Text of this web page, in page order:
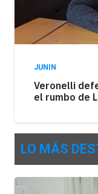
JUNIN
Veronelli
el rumbo de
LO MÁS